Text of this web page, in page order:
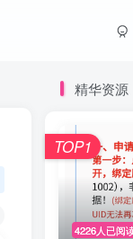
精华资源
4226人已阅
TOP1